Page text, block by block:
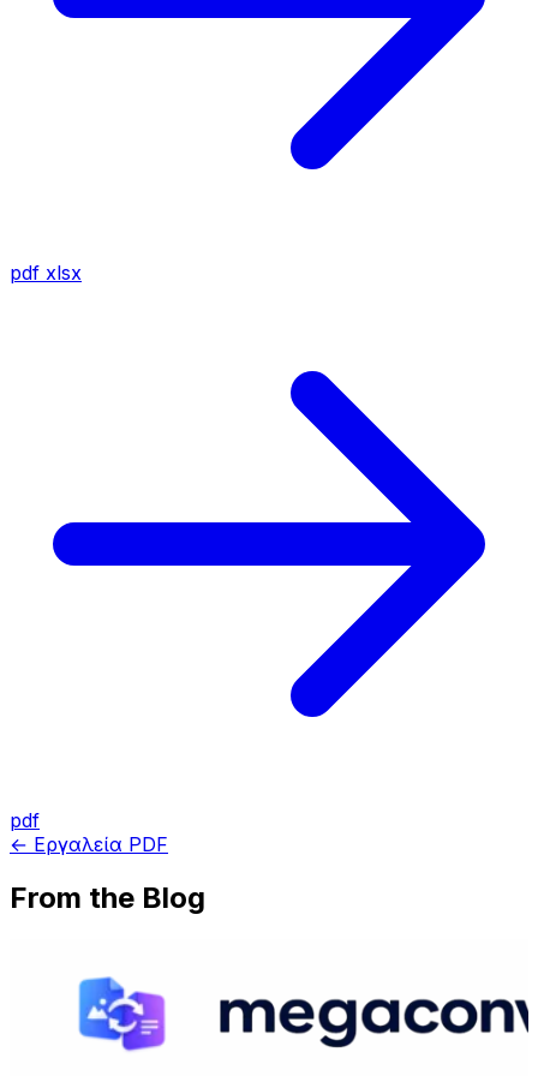
pdf xlsx
pdf
← Εργαλεία PDF
From the Blog